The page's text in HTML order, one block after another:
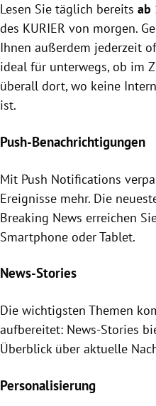
Lesen Sie täglich bereits ab
des KURIER von morgen.
Ihnen außerdem jederzeit
ideal für unterwegs, ob im
überall dort, wo keine
ist.
Push-Benachrichtigungen
Mit Push Notifications
Ereignisse mehr. Die
Breaking News erreichen
Smartphone oder Tablet.
News-Stories
Die wichtigsten Themen
aufbereitet: News-Stories
Überblick über aktuelle
Personalisierung